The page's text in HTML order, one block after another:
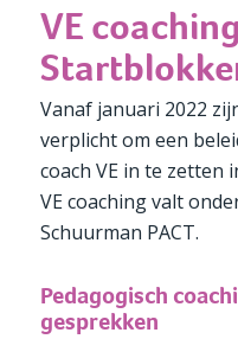
VE coaching
Vanaf januari 2022
verplicht om een
coach VE in te zetten
VE coaching valt
Schuurman PACT.
Pedagogisch
gesprekken